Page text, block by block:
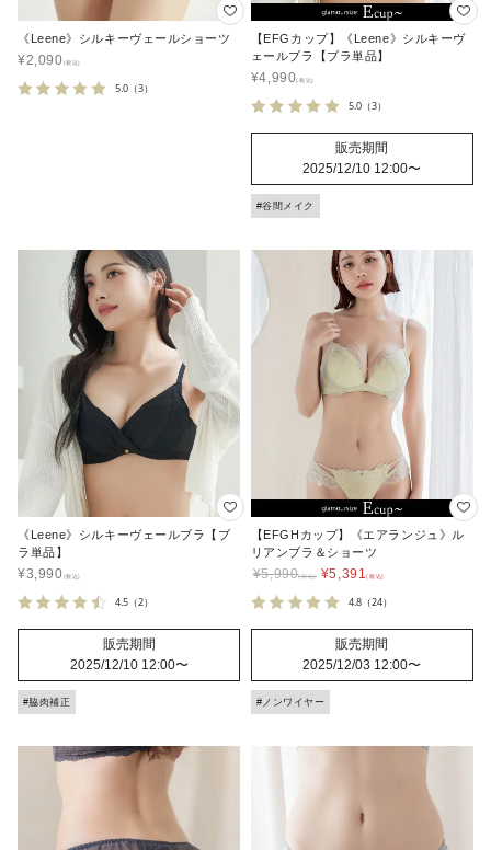
《Leene》シルキーヴェールショーツ
¥2,090
5.0 （3）
【EFGカップ】《Leene》シルキーヴ
ェールブラ【ブラ単品】
¥4,990
5.0（3）
販売期間
2025/12/10 12:00〜
#谷間メイク
《Leene》シルキーヴェールブラ【ブ
ラ単品】
¥3,990
4.5 （2）
販売期間
2025/12/10 12:00〜
#脇肉補正
【EFGHカップ】《エアランジュ》ル
リアンブラ＆ショーツ
¥5,990 ¥5,391
4.8（24）
販売期間
2025/12/03 12:00〜
#ノンワイヤー